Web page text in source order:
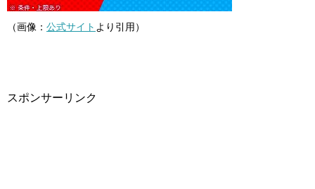
（画像： 公式サイト より引用）
スポンサーリンク